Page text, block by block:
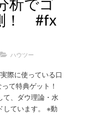
！ #fx
ハウツー
際に使っている口
て特典ゲット！
、ダウ理論・水
しています。 ※動